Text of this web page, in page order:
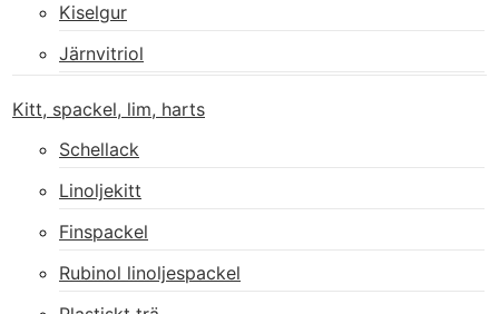
Kiselgur
Järnvitriol
Kitt, spackel, lim, harts
Schellack
Linoljekitt
Finspackel
Rubinol linoljespackel